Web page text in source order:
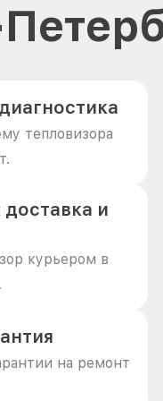
тепловизора
доставка и
курьером в
на ремонт